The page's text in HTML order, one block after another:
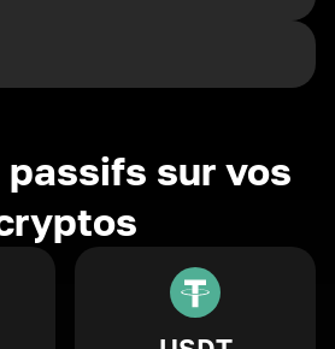
passifs sur vos